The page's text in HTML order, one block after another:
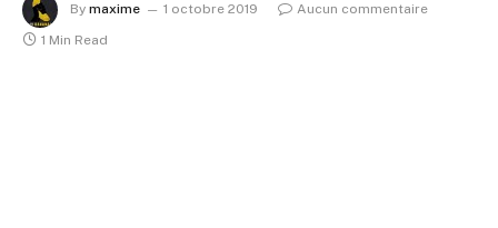
By maxime 1 octobre 2019
Aucun commentaire
1 Min Read